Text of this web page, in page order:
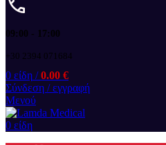
09:00 - 17:00
+30 2394 071684
0 είδη / 0.00 €
Σύνδεση / εγγραφή
Μενού
0 είδη